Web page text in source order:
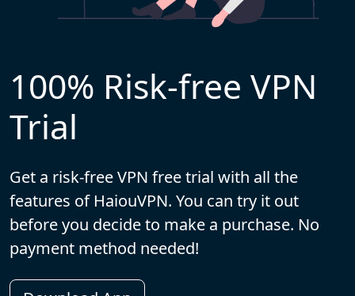
100% Risk-free VPN
Trial
Get a risk-free VPN free trial with all the
features of HaiouVPN. You can try it out
before you decide to make a purchase. No
payment method needed!